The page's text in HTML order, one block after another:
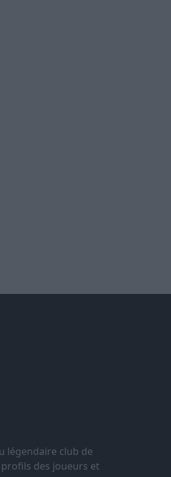
légendaire club de
des joueurs et